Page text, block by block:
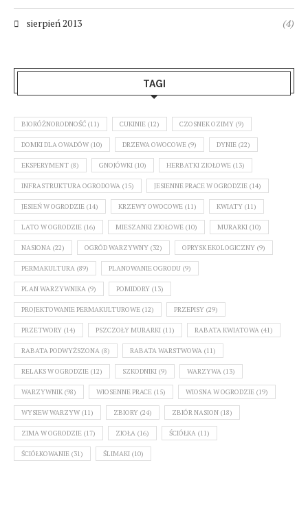
sierpień 2013 (4)
TAGI
BIORÓŻNORODNOŚĆ (11) CUKINIE (12) CZOSNEK OZIMY (9)
DOMKI DLA OWADÓW (10) DRZEWA OWOCOWE (9) DYNIE (22)
EKSPERYMENT (8) GNOJÓWKI (10) HERBATKI ZIOŁOWE (13)
INFRASTRUKTURA OGRODOWA (15) JESIENNE PRACE W OGRODZIE (14)
JESIEŃ W OGRODZIE (14) KRZEWY OWOCOWE (11) KWIATY (11)
LATO W OGRODZIE (16) MIESZANKI ZIOŁOWE (10) MURARKI (10)
NASIONA (22) OGRÓD WARZYWNY (32) OPRYSK EKOLOGICZNY (9)
PERMAKULTURA (89) PLANOWANIE OGRODU (9)
PLAN WARZYWNIKA (9) POMIDORY (13)
PROJEKTOWANIE PERMAKULTUROWE (12) PRZEPISY (29)
PRZETWORY (14) PSZCZOŁY MURARKI (11) RABATA KWIATOWA (41)
RABATA PODWYŻSZONA (8) RABATA WARSTWOWA (11)
RELAKS W OGRODZIE (12) SZKODNIKI (9) WARZYWA (13)
WARZYWNIK (98) WIOSENNE PRACE (15) WIOSNA W OGRODZIE (19)
WYSIEW WARZYW (11) ZBIORY (24) ZBIÓR NASION (18)
ZIMA W OGRODZIE (17) ZIOŁA (16) ŚCIÓŁKA (11)
ŚCIÓŁKOWANIE (31) ŚLIMAKI (10)